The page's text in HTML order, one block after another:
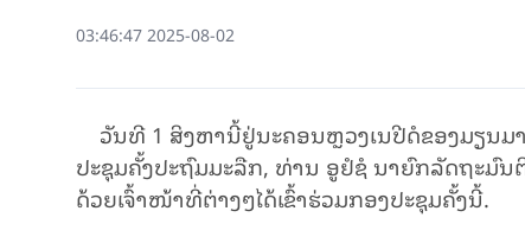
03:46:47 2025-08-02
ວັນທີ 1 ສິງຫານີ້ຢູ່ນະຄອນຫຼວງເນປີດໍຂອງມຽນມ
ປະຊຸມຄັ້ງປະຖົມມະລືກ, ທ່ານ ອູຢໍຊໍ ນາຍົກລັດຖະມົ
ດ້ວຍເຈົ້າໜ້າທີ່ຕ່າງໆໄດ້ເຂົ້າຮ່ວມກອງປະຊຸມຄັ້ງນີ້.